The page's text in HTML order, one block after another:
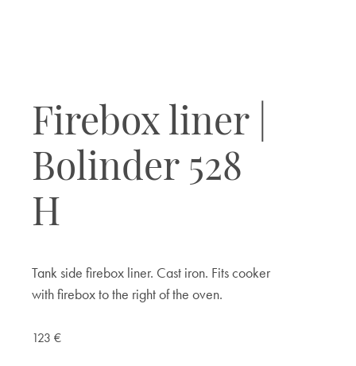
Firebox liner |
Bolinder 528
H
Tank side firebox liner. Cast iron. Fits cooker
with firebox to the right of the oven.
123 €